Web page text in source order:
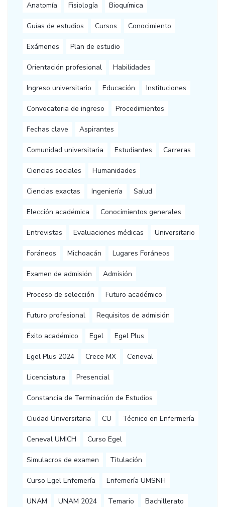
Anatomía Fisiología Bioquímica
Guías de estudios Cursos Conocimiento
Exámenes Plan de estudio
Orientación profesional Habilidades
Ingreso universitario Educación Instituciones
Convocatoria de ingreso Procedimientos
Fechas clave Aspirantes
Comunidad universitaria Estudiantes Carreras
Ciencias sociales Humanidades
Ciencias exactas Ingeniería Salud
Elección académica Conocimientos generales
Entrevistas Evaluaciones médicas Universitario
Foráneos Michoacán Lugares Foráneos
Examen de admisión Admisión
Proceso de selección Futuro académico
Futuro profesional Requisitos de admisión
Éxito académico Egel Egel Plus
Egel Plus 2024 Crece MX Ceneval
Licenciatura Presencial
Constancia de Terminación de Estudios
Ciudad Universitaria CU Técnico en Enfermería
Ceneval UMICH Curso Egel
Simulacros de examen Titulación
Curso Egel Enfemería Enfemería UMSNH
UNAM UNAM 2024 Temario Bachillerato